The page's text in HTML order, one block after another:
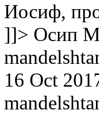
Иосиф,
]]> Осип
16 Oct